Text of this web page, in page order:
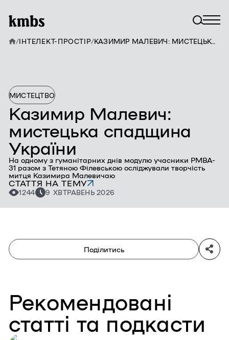
МИСТЕЦТВО
Казимир Малевич:
мистецька спадщина
України
На одному з гуманітарних днів модулю учасники PMBA-
31 разом з Тетяною Філевською осліджували творчість
митця Казимира Малевичаю
СТАТТЯ НА ТЕМУ
1244 9 ХВТРАВЕНЬ 2026
/ІНТЕЛЕКТ-ПРОСТІР/ КАЗИМИР МАЛЕВИЧ: МИСТЕЦЬКА СПАДЩИНА УКРАЇНИ
Поділитись
Рекомендовані
статті та подкасти